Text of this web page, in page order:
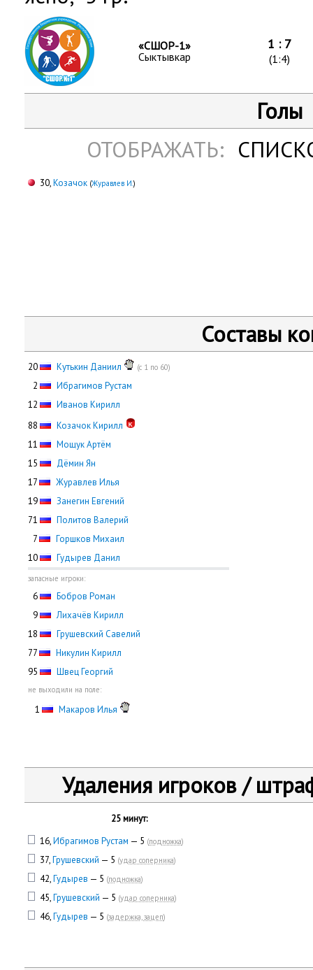
«СШОР-1»
Сыктывкар
1 : 7
(1:4)
Голы
ОТОБРАЖАТЬ:
30,Козачок (Журавлев И.)
Составы
20 Кутькин Даниил (с 1 по 60)
2
Ибрагимов Рустам
12
Иванов Кирилл
88
Козачок Кирилл
11
Мощук Артём
15
Дёмин Ян
17
Журавлев Илья
19
Занегин Евгений
71
Политов Валерий
7
Горшков Михаил
10
Гудырев Данил
запасные игроки:
6
Бобров Роман
9
Лихачёв Кирилл
18
Грушевский Савелий
77
Никулин Кирилл
95
Швец Георгий
не выходили на поле:
1 Макаров Илья
Удаления игроков /
25 минут:
16,Ибрагимов Рустам — 5 (подножка)
37,Грушевский — 5 (удар соперника)
42,Гудырев — 5 (подножка)
45,Грушевский — 5 (удар соперника)
46,Гудырев — 5 (задержка, зацеп)